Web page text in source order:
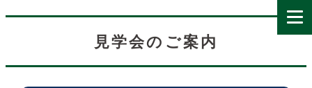
見学会のご案内